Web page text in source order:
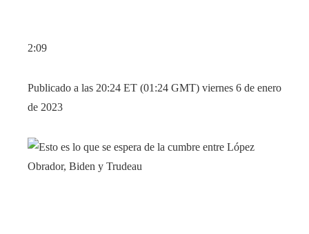
2:09
Publicado a las 20:24 ET (01:24 GMT) viernes 6 de enero
de 2023